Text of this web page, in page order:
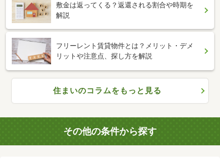
敷金は返ってくる？返還される割合や時期を
解説
フリーレント賃貸物件とは？メリット・デメ
リットや注意点、探し方を解説
住まいのコラムをもっと見る
その他の条件から探す